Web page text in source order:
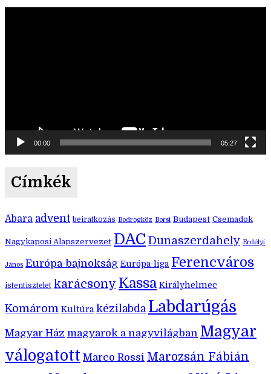
00:00 05:27
Címkék
Abara advent beiratkozás Bodrogköz Borsi Budapest Csemadok
Nagykaposi Alapszervezet DACDunaszerdahely Erdélyi
János Európa-bajnokság Európa-liga Ferencváros
istentisztelet karácsony Kassa Királyhelmec
Komárom Kultúra kézilabda Labdarúgás
Magyar Ház magyarok a nagyvilágban Magyar
válogatott Marco Rossi Marozsán Fábián